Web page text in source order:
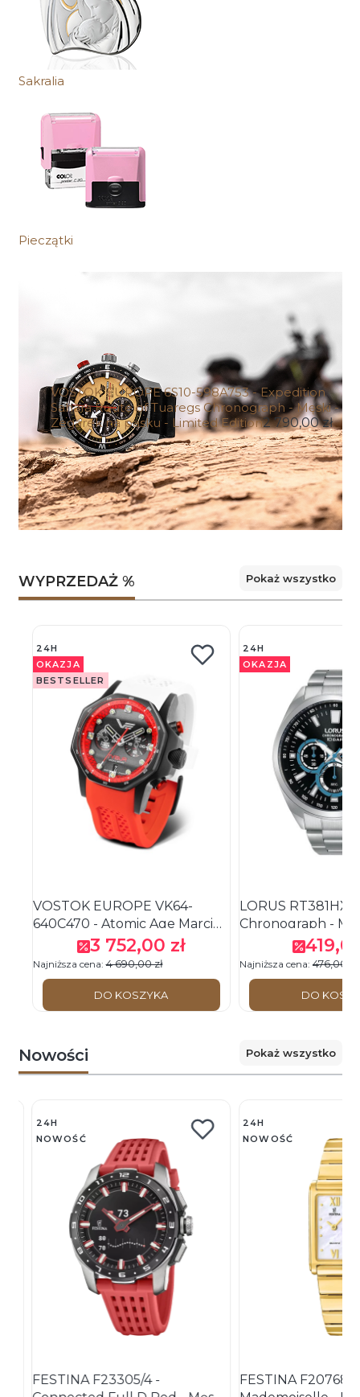
Sakralia
Pieczątki
VOSTOK EUROPE 6S10-598A753 - Expedition
Sahara Route of Tuaregs Chronograph - Męski -
Zegarek na pasku - Limited Edition2 790,00 zł
WYPRZEDAŻ % Pokaż wszystko
24H
OKAZJA
BESTSELLER
VOSTOK EUROPE VK64-
640C470 - Atomic Age Marcin
"TYBUR" Tybura - Męski -
Zegarek na pasku
Cena promocyjna
3 752,00 zł
Najniższa cena: 4 690,00 zł
DO KOSZYKA
24H
OKAZJA
LORUS RT381HX9
Chronograph -
Zegarek naCena
Najniższa cena: 476,00 zł
DO
Nowości Pokaż wszystko
24H
NOWOŚĆ
FESTINA F23305/4 -
24H
NOWOŚĆ
FESTINA F20768/1